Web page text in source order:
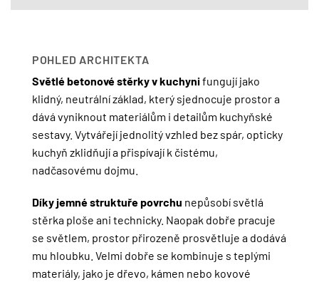
POHLED ARCHITEKTA
Světlé betonové stěrky v kuchynifungují jako
klidný, neutrální základ, který sjednocuje prostor a
dává vyniknout materiálům i detailům kuchyňské
sestavy. Vytvářejí jednolitý vzhled bez spár, opticky
kuchyň zklidňují a přispívají k čistému,
nadčasovému dojmu.
Díky jemné struktuře povrchu nepůsobí světlá
stěrka ploše ani technicky. Naopak dobře pracuje
se světlem, prostor přirozeně prosvětluje a dodává
mu hloubku. Velmi dobře se kombinuje s teplými
materiály, jako je dřevo, kámen nebo kovové